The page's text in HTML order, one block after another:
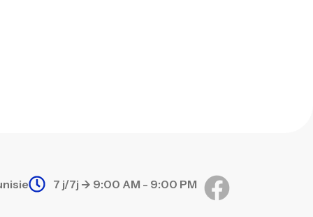
7 j/7j -> 9:00 AM - 9:00 PM